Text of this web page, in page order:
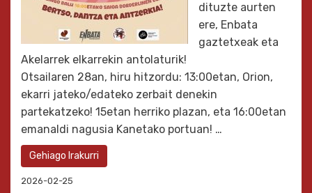
dituzte aurten
ere, Enbata
gaztetxeak eta
Akelarrek elkarrekin antolaturik!
Otsailaren 28an, hiru hitzordu: 13:00etan, Orion,
ekarri jateko/edateko zerbait denekin
partekatzeko! 15etan herriko plazan, eta 16:00etan
emanaldi nagusia Kanetako portuan! …
Gehiago Irakurri
2026-02-25